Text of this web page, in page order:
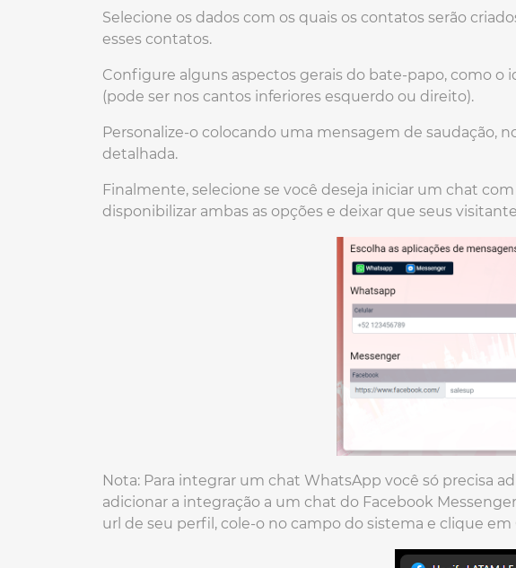
Selecione os dados com os quais os contatos serão
esses contatos.
Configure alguns aspectos gerais do bate-papo, como o
(pode ser nos cantos inferiores esquerdo ou direito).
Personalize-o colocando uma mensagem de saudação,
detalhada.
Finalmente, selecione se você deseja iniciar um chat
disponibilizar ambas as opções e deixar que seus
Nota: Para integrar um chat WhatsApp você só precisa
adicionar a integração a um chat do Facebook
url de seu perfil, cole-o no campo do sistema e clique